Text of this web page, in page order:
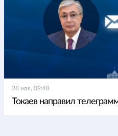
28 мая, 09:48
Токаев направил